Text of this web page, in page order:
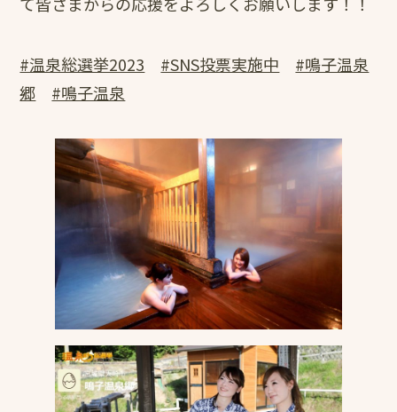
#温泉総選挙2023 #SNS投票実施中
#鳴子温泉
郷
#鳴子温泉